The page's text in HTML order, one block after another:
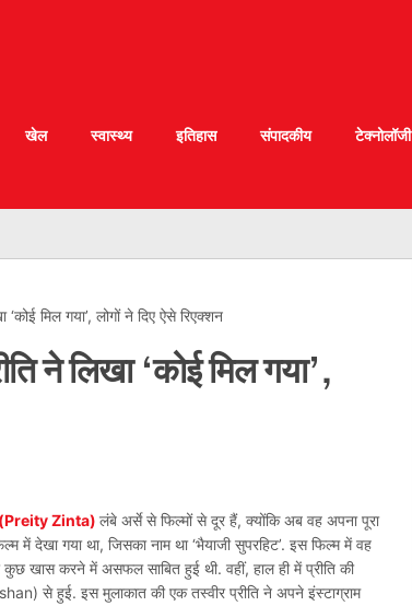
खेल स्वास्थ्य इतिहास संपादकीय टेक्नोलॉजी
मिल गया’, लोगों ने दिए ऐसे रिएक्शन
ने लिखा ‘कोई मिल गया’,
(Preity Zinta) लंबे अर्से से फिल्मों से दूर हैं, क्योंकि अब वह अपना पूरा
में देखा गया था, जिसका नाम था ‘भैयाजी सुपरहिट’. इस फिल्म में वह
खास करने में असफल साबित हुई थी. वहीं, हाल ही में प्रीति की
से हुई. इस मुलाकात की एक तस्वीर प्रीति ने अपने इंस्टाग्राम